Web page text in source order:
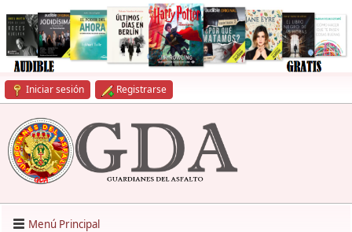
Iniciar sesión Registrarse
Menú Principal